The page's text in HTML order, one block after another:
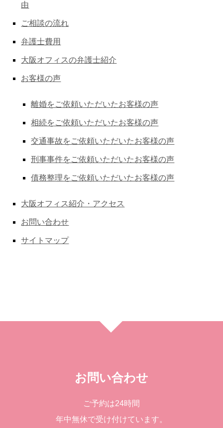
由
ご相談の流れ
弁護士費用
大阪オフィスの弁護士紹介
お客様の声
離婚をご依頼いただいたお客様の声
相続をご依頼いただいたお客様の声
交通事故をご依頼いただいたお客様の声
刑事事件をご依頼いただいたお客様の声
債務整理をご依頼いただいたお客様の声
大阪オフィス紹介・アクセス
お問い合わせ
サイトマップ
お問い合わせ
ご予約は24時間
年中無休で受け付けています。